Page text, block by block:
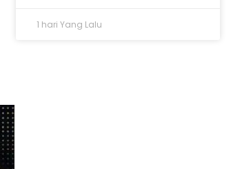
1 hari Yang Lalu